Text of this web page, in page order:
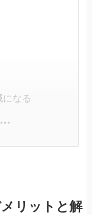
なる
リットと解